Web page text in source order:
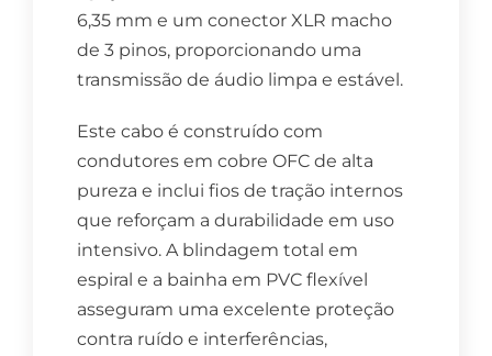
6,35 mm e um conector XLR macho
de 3 pinos, proporcionando uma
transmissão de áudio limpa e estável.
Este cabo é construído com
condutores em cobre OFC de alta
pureza e inclui fios de tração internos
que reforçam a durabilidade em uso
intensivo. A blindagem total em
espiral e a bainha em PVC flexível
asseguram uma excelente proteção
contra ruído e interferências,